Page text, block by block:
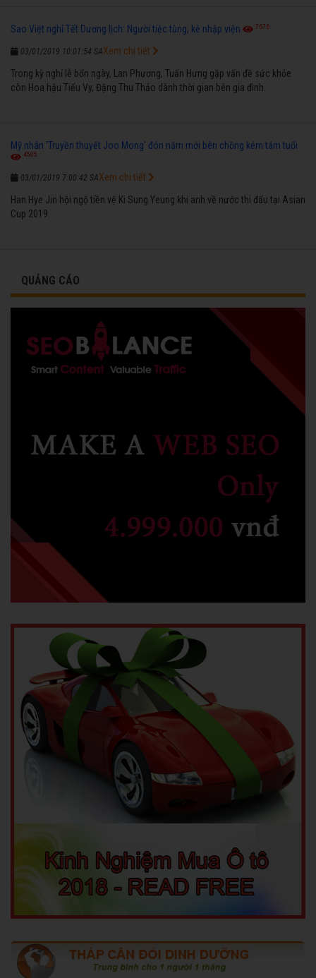
Sao Việt nghỉ Tết Dương lịch: Người tiệc tùng, kẻ nhập viện 7676
03/01/2019 10:01:54 SA
Trong kỳ nghỉ lễ bốn ngày, Lan Phương, Tuấn Hưng gặp vấn đề sức khỏe
còn Hoa hậu Tiểu Vy, Đặng Thu Thảo dành thời gian bên gia đình.
Xem chi tiết
Mỹ nhân 'Truyền thuyết Joo Mong' đón năm mới bên chồng kém tám tuổi
4505
03/01/2019 7:00:42 SA
Han Hye Jin hội ngộ tiền vệ Ki Sung Yeung khi anh về nước thi đấu tại Asian
Cup 2019.
Xem chi tiết
QUẢNG CÁO